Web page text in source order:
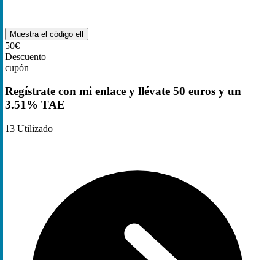
Muestra el código ell
50€
Descuento
cupón
Regístrate con mi enlace y llévate 50 euros y un
3.51% TAE
13 Utilizado